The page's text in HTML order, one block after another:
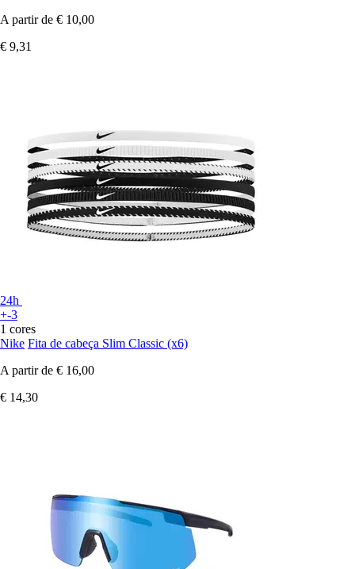
A partir de € 10,00
€ 9,31
24h
+-3
1 cores
Nike Fita de cabeça Slim Classic (x6)
A partir de € 16,00
€ 14,30